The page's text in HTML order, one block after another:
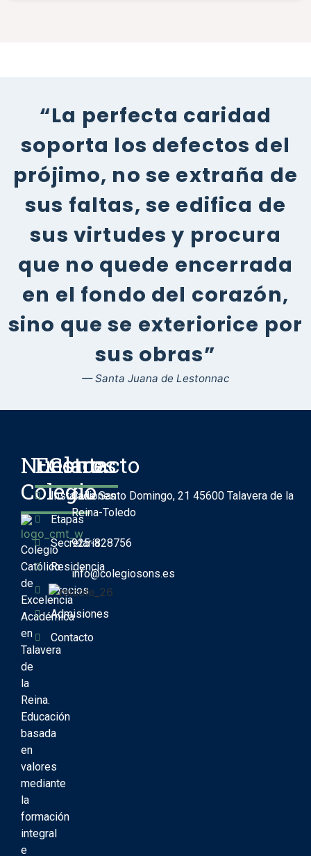
“La perfecta caridad
soporta los defectos del
prójimo, no se extraña de
sus faltas, se edifica de
sus virtudes y procura
que no quede encerrada
en el fondo del corazón,
sino que se exteriorice por
sus obras”
— Santa Juana de Lestonnac
Nuestro
Colegio
Colegio
Católico
de
Excelencia
Académica
en
Talavera
de
la
Reina.
Educación
basada
en
valores
mediante
la
formación
integral
e
Enlaces
Instalaciones
Etapas
Secretaría
Residencia
Precios
Admisiones
Contacto
Contacto
Calle Santo Domingo, 21 45600 Talavera de la
Reina-Toledo
925-828756
info@colegiosons.es